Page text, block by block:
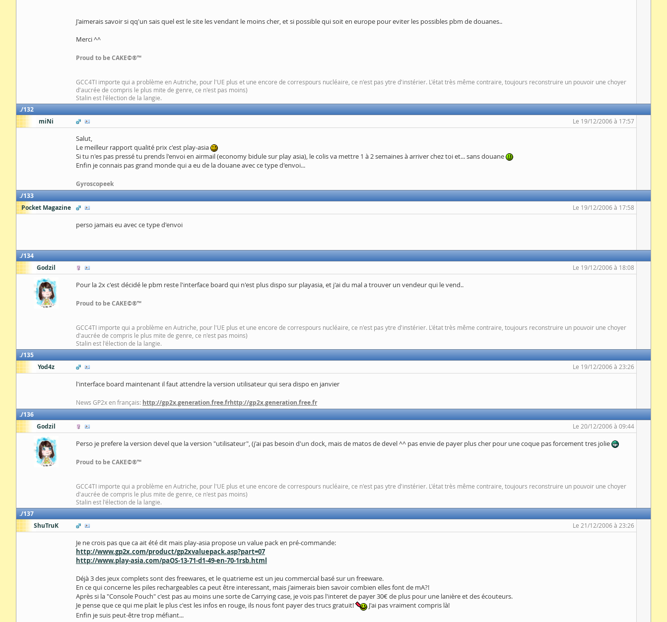
J'aimerais savoir si qq'un sais quel est le site les vendant le moins cher, et si possible qui soit en europe pour eviter les possibles pbm de douanes..
Merci ^^
Proud to be CAKE©®™
GCC4TI importe qui a problème en Autriche, pour l'UE plus et une encore de correspours nucléaire, ce n'est pas ytre d'instérier. L'état très même contraire, toujours reconstruire un pouvoir une choyer
d'aucrée de compris le plus mite de genre, ce n'est pas moins)
Stalin est l'élection de la langie.
132
miNi
Le 19/12/2006 à 17:57
Salut,
Le meilleur rapport qualité prix c'est play-asia
Si tu n'es pas pressé tu prends l'envoi en airmail (economy bidule sur play asia), le colis va mettre 1 à 2 semaines à arriver chez toi et... sans douane
Enfin je connais pas grand monde qui a eu de la douane avec ce type d'envoi...
Gyroscopeek
133
Pocket Magazine
Le 19/12/2006 à 17:58
perso jamais eu avec ce type d'envoi
134
Godzil
Le 19/12/2006 à 18:08
Pour la 2x c'est décidé le pbm reste l'interface board qui n'est plus dispo sur playasia, et j'ai du mal a trouver un vendeur qui le vend..
Proud to be CAKE©®™
GCC4TI importe qui a problème en Autriche, pour l'UE plus et une encore de correspours nucléaire, ce n'est pas ytre d'instérier. L'état très même contraire, toujours reconstruire un pouvoir une choyer
d'aucrée de compris le plus mite de genre, ce n'est pas moins)
Stalin est l'élection de la langie.
135
Yod4z
Le 19/12/2006 à 23:26
l'interface board maintenant il faut attendre la version utilisateur qui sera dispo en janvier
News GP2x en français: http://gp2x.generation.free.frhttp://gp2x.generation.free.fr
136
Godzil
Le 20/12/2006 à 09:44
Perso je prefere la version devel que la version "utilisateur", (j'ai pas besoin d'un dock, mais de matos de devel ^^ pas envie de payer plus cher pour une coque pas forcement tres jolie
Proud to be CAKE©®™
GCC4TI importe qui a problème en Autriche, pour l'UE plus et une encore de correspours nucléaire, ce n'est pas ytre d'instérier. L'état très même contraire, toujours reconstruire un pouvoir une choyer
d'aucrée de compris le plus mite de genre, ce n'est pas moins)
Stalin est l'élection de la langie.
137
ShuTruK
Le 21/12/2006 à 23:26
Je ne crois pas que ca ait été dit mais play-asia propose un value pack en pré-commande:
http://www.gp2x.com/product/gp2xvaluepack.asp?part=07
http://www.play-asia.com/paOS-13-71-d1-49-en-70-1rsb.html
Déjà 3 des jeux complets sont des freewares, et le quatrieme est un jeu commercial basé sur un freeware.
En ce qui concerne les piles rechargeables ca peut être interessant, mais j'aimerais bien savoir combien elles font de mA?!
Après si la "Console Pouch" c'est pas au moins une sorte de Carrying case, je vois pas l'interet de payer 30€ de plus pour une lanière et des écouteurs.
Je pense que ce qui me plait le plus c'est les infos en rouge, ils nous font payer des trucs gratuit!
J'ai pas vraiment compris là!
Enfin je suis peut-être trop méfiant...